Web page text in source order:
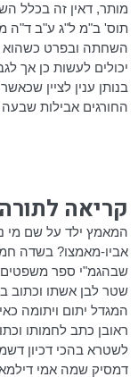
מותר,דאין זה בכלל
תוס' ב"מ ל"ג ע"ב ד"ה
השחתה ובפרט כשהוא
יכולים לעשות כן אך
בנותן ענין לציין
החורגיםאבילות שבעה
קריאה לתורה
המאמץ ילד על שם מי
אביו-מאמצו? בשדה
שבהגמ"י ספר משפטים
שטר לבן אשתו וכתוב
המגדל יתום ויתומה
ראובן כתב לחמותו
לשטרא בהכי דכיון
דמסיק שמה אמי